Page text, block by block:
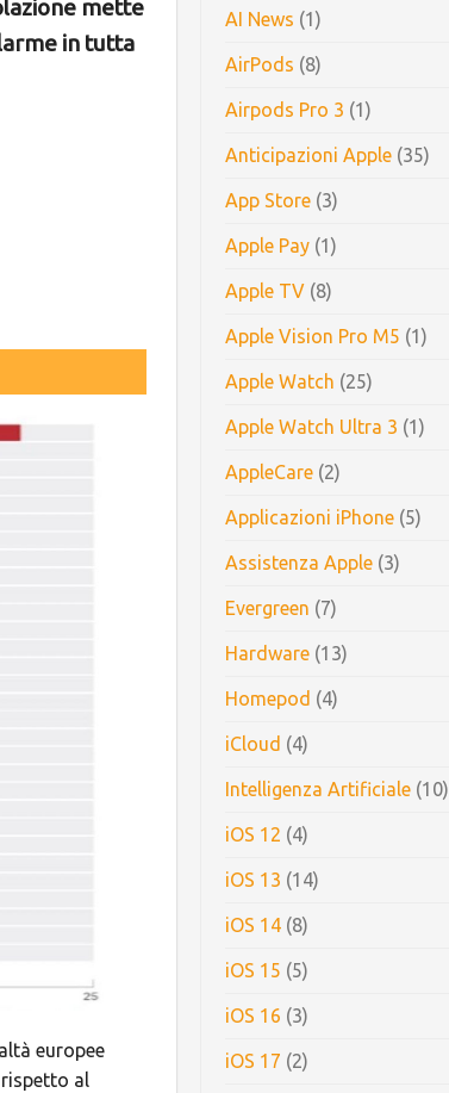
mette
in tutta
europee
al
AI News (1)
AirPods (8)
Airpods Pro 3 (1)
Anticipazioni Apple(35)
App Store(3)
Apple Pay(1)
Apple TV(8)
Apple Vision Pro M5 (1)
Apple Watch (25)
Apple Watch Ultra 3 (1)
AppleCare(2)
Applicazioni iPhone(5)
Assistenza Apple(3)
Evergreen (7)
Hardware(13)
Homepod (4)
iCloud (4)
Intelligenza Artificiale(10)
iOS 12 (4)
iOS 13 (14)
iOS 14(8)
iOS 15 (5)
iOS 16 (3)
iOS 17 (2)